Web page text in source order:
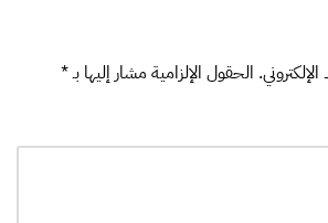
الحقول الإلزامية مشار إليها بـ*